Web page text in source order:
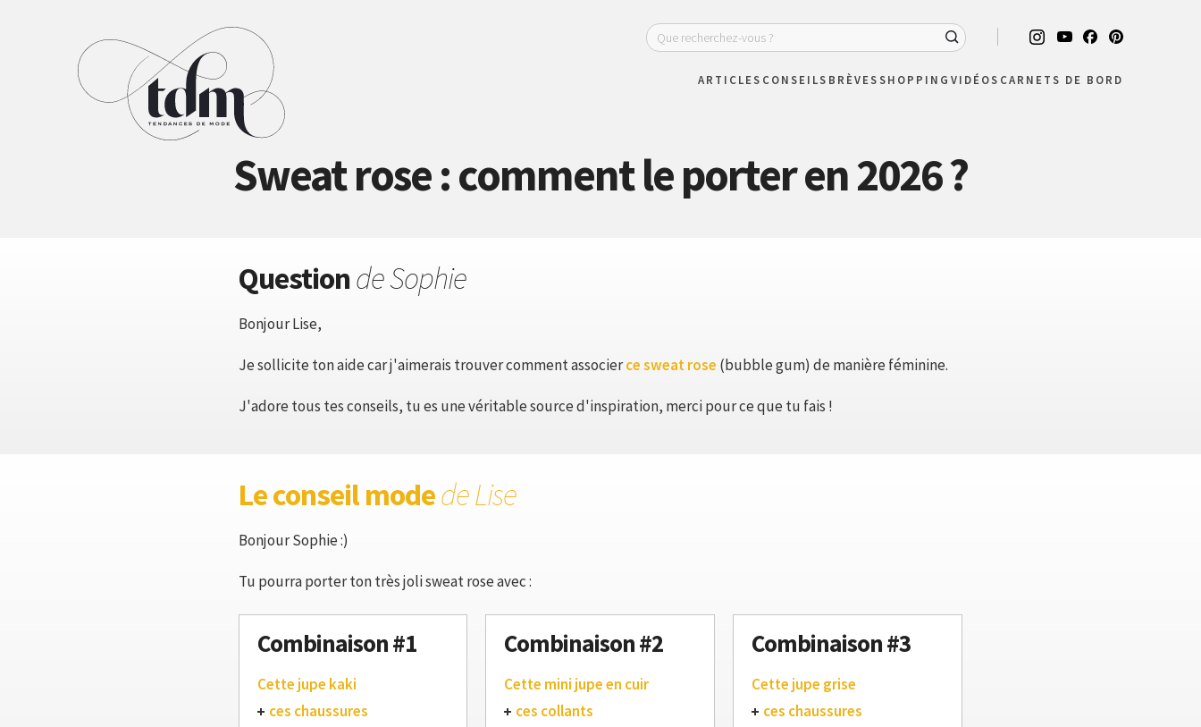
ARTICLES CONSEILS BRÈVESSHOPPING VIDÉOS CARNETS DE BORD
Sweat rose : comment le porter en 2026 ?
Questionde Sophie
Bonjour Lise,
Je sollicite ton aide car j'aimerais trouver comment associerce sweat rose (bubble gum) de manière féminine.
J'adore tous tes conseils, tu es une véritable source d'inspiration, merci pour ce que tu fais !
Le conseil modede Lise
Bonjour Sophie :)
Tu pourra porter ton très joli sweat rose avec :
Combinaison #1
Cette jupe kaki
ces chaussures
Combinaison #2
Cette mini jupe en cuir
ces collants
Combinaison #3
Cette jupe grise
ces chaussures